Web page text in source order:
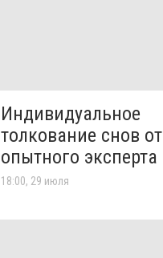
Индивидуальное
толкование снов от
опытного эксперта
18:00, 29 июля